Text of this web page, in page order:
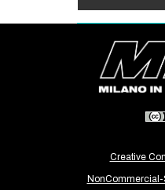
Creative